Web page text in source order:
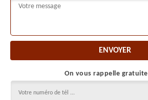
On vous rappelle